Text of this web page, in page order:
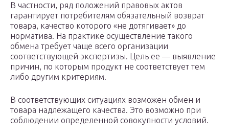
В частности, ряд положений правовых актов
гарантирует потребителям обязательный возврат
товара, качество которого «не дотягивает» до
норматива. На практике осуществление такого
обмена требует чаще всего организации
соответствующей экспертизы. Цель ее — выявление
причин, по которым продукт не соответствует тем
либо другим критериям.
В соответствующих ситуациях возможен обмен и
товара надлежащего качества. Это возможно при
соблюдении определенной совокупности условий.